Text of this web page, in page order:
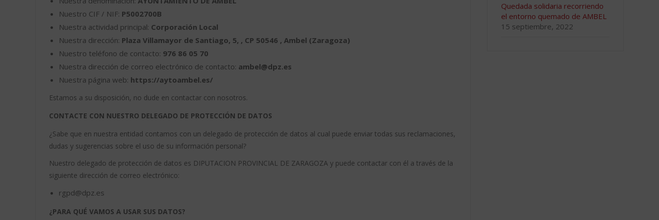
Nuestro CIF / NIF: P5002700B
Nuestra actividad principal: Corporación Local
Nuestra dirección: Plaza Villamayor de Santiago, 5, , CP 50546 , Ambel (Zaragoza)
Nuestro teléfono de contacto: 976 86 05 70
Nuestra dirección de correo electrónico de contacto: ambel@dpz.es
Nuestra página web: https://aytoambel.es/
Estamos a su disposición, no dude en contactar con nosotros.
CONTACTE CON NUESTRO DELEGADO DE PROTECCIÓN DE DATOS
¿Sabe que en nuestra entidad contamos con un delegado de protección de datos al cual puede enviar todas sus reclamaciones,
dudas y sugerencias sobre el uso de su información personal?
Nuestro delegado de protección de datos es DIPUTACION PROVINCIAL DE ZARAGOZA y puede contactar con él a través de la
siguiente dirección de correo electrónico:
rgpd@dpz.es
¿PARA QUÉ VAMOS A USAR SUS DATOS?
Quedada solidaria recorriendo
el entorno quemado de AMBEL
15 septiembre, 2022